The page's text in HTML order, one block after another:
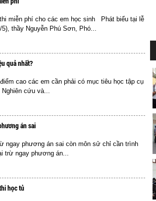
miễn phí cho các em học sinh Phát biểu tại lễ
5), thầy Nguyễn Phú Sơn, Phó...
quả nhất?
cao các em cần phải có mục tiêu học tập cụ
cứu và...
án sai
ngay phương án sai còn môn sử chỉ cần trình
trừ ngay phương án...
học tủ